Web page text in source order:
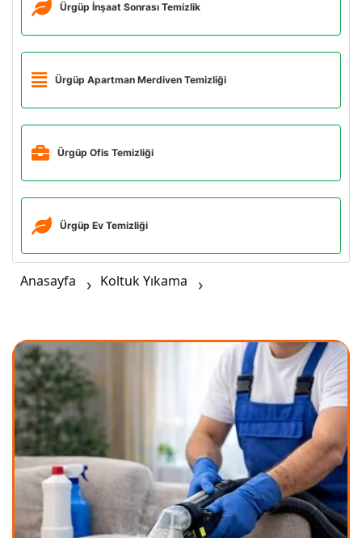
Ürgüp İnşaat Sonrası Temizlik
Ürgüp Apartman Merdiven Temizliği
Ürgüp Ofis Temizliği
Ürgüp Ev Temizliği
Anasayfa Koltuk Yıkama